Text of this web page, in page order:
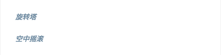
旋转塔
空中摇滚